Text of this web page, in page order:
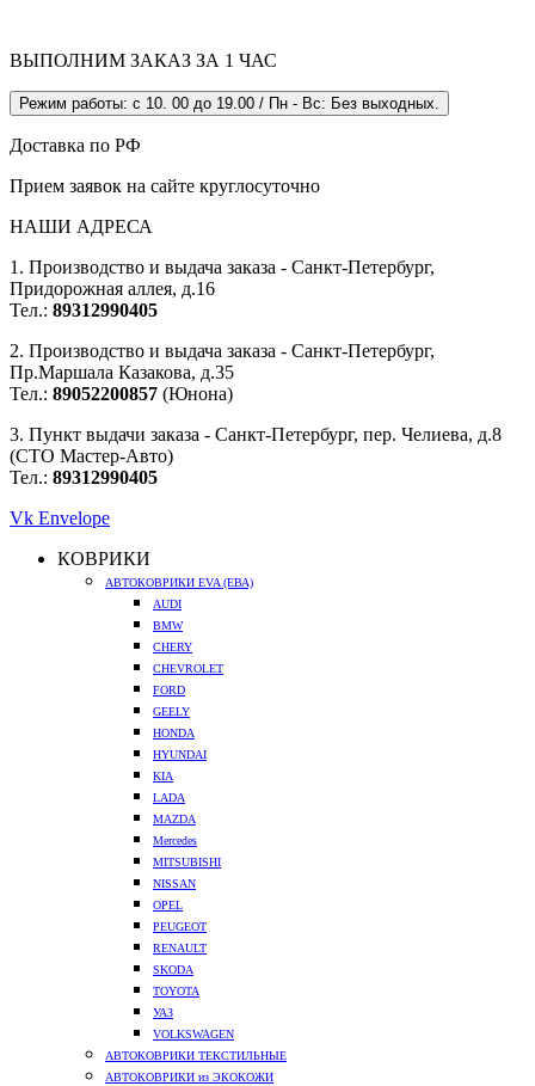
ВЫПОЛНИМ ЗАКАЗ ЗА 1 ЧАС
Режим работы: с 10. 00 до 19.00 / Пн - Вс: Без выходных.
Доставка по РФ
Прием заявок на сайте круглосуточно
НАШИ АДРЕСА
1. Производство и выдача заказа - Санкт-Петербург,
Придорожная аллея, д.16
Тел.: 89312990405
2. Производство и выдача заказа - Санкт-Петербург,
Пр.Маршала Казакова, д.35
Тел.: 89052200857 (Юнона)
3. Пункт выдачи заказа - Санкт-Петербург, пер. Челиева, д.8
(СТО Мастер-Авто)
Тел.: 89312990405
Vk Envelope
КОВРИКИ
АВТОКОВРИКИ EVA (ЕВА)
AUDI
BMW
CHERY
CHEVROLET
FORD
GEELY
HONDA
HYUNDAI
KIA
LADA
MAZDA
Mercedes
MITSUBISHI
NISSAN
OPEL
PEUGEOT
RENAULT
SKODA
TOYOTA
УАЗ
VOLKSWAGEN
АВТОКОВРИКИ ТЕКСТИЛЬНЫЕ
АВТОКОВРИКИ из ЭКОКОЖИ